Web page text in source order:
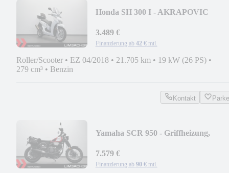
Honda SH 300 I - AKRAPOVIC
3.489 €
Finanzierung ab 42 € mtl.
Roller/Scooter • EZ 04/2018 • 21.705 km • 19 kW (26 PS) •
279 cm³ • Benzin
Kontakt
Yamaha SCR 950 - Griffheizung,
7.579 €
Finanzierung ab 90 € mtl.